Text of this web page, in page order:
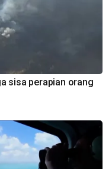
sisa perapian orang